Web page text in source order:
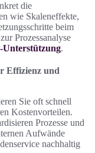
die
wie Skaleneffekte,
beim
Prozessanalyse
.
Effizienz und
Sie oft schnell
Kostenvorteilen.
Prozesse und
Aufwände
nachhaltig